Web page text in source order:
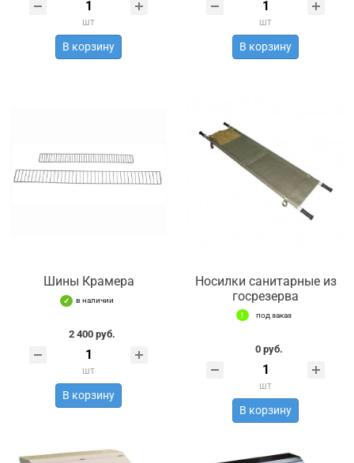
шт
В корзину
шт
В корзину
Шины Крамера
в наличии
2 400 руб.
шт
В корзину
Носилки санитарные из
госрезерва
под заказ
0 руб.
шт
В корзину